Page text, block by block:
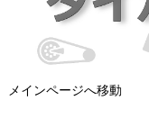
メインページへ移動